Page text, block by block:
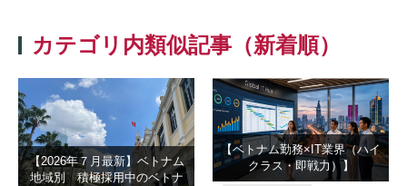
カテゴリ内類似記事（新着順）
【2026年７月最新】ベトナム
地域別 積極採用中のベトナ
【ベトナム勤務×IT業界（ハイ
クラス・即戦力）】